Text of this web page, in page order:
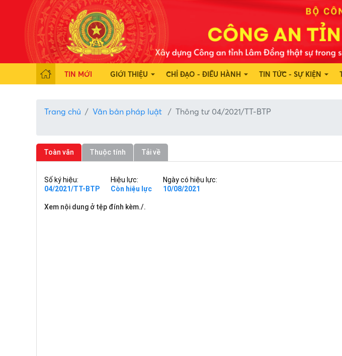
TIN MỚI GIỚI THIỆU CHỈ ĐẠO - ĐIỀU HÀNH TIN TỨC - SỰ KIỆN
Trang chủ Văn bản pháp luật Thông tư 04/2021/TT-BTP
Toàn văn Thuộc tính Tải về
Số ký hiệu:
04/2021/TT-BTP
Hiệu lực:
Còn hiệu lực
Ngày có hiệu lực:
10/08/2021
Xem nội dung ở tệp đính kèm./.